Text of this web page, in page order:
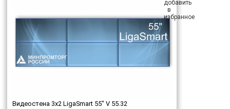
Видеостена 3x2 LigaSmart 55" V 55.32